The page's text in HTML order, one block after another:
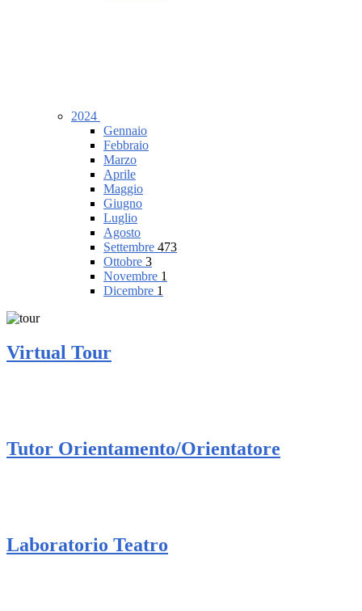
2024
Gennaio
Febbraio
Marzo
Aprile
Maggio
Giugno
Luglio
Agosto
Settembre 473
Ottobre 3
Novembre 1
Dicembre 1
Virtual Tour
Tutor Orientamento/Orientatore
Laboratorio Teatro